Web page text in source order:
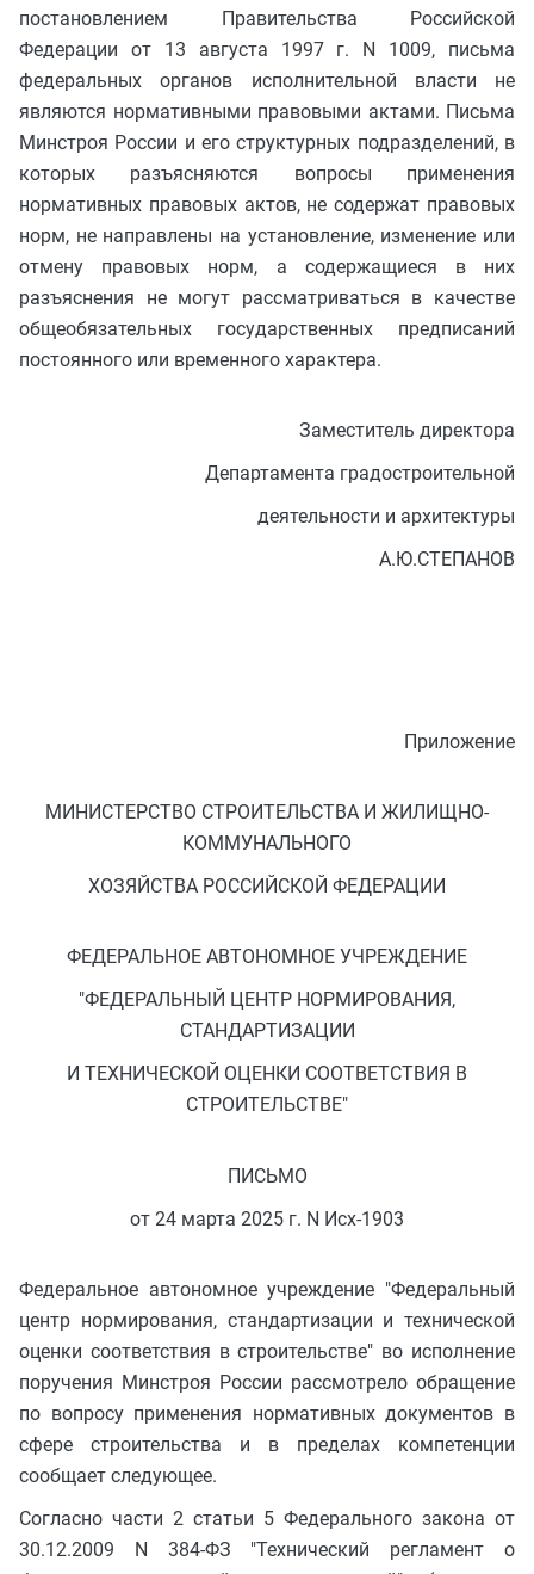
постановлением Правительства Российской
Федерации от 13 августа 1997 г. N 1009, письма
федеральных органов исполнительной власти не
являются нормативными правовыми актами. Письма
Минстроя России и его структурных подразделений, в
которых разъясняются вопросы применения
нормативных правовых актов, не содержат правовых
норм, не направлены на установление, изменение или
отмену правовых норм, а содержащиеся в них
разъяснения не могут рассматриваться в качестве
общеобязательных государственных предписаний
постоянного или временного характера.
Заместитель директора
Департамента градостроительной
деятельности и архитектуры
А.Ю.СТЕПАНОВ
Приложение
МИНИСТЕРСТВО СТРОИТЕЛЬСТВА И ЖИЛИЩНО-
КОММУНАЛЬНОГО
ХОЗЯЙСТВА РОССИЙСКОЙ ФЕДЕРАЦИИ
ФЕДЕРАЛЬНОЕ АВТОНОМНОЕ УЧРЕЖДЕНИЕ
"ФЕДЕРАЛЬНЫЙ ЦЕНТР НОРМИРОВАНИЯ,
СТАНДАРТИЗАЦИИ
И ТЕХНИЧЕСКОЙ ОЦЕНКИ СООТВЕТСТВИЯ В
СТРОИТЕЛЬСТВЕ"
ПИСЬМО
от 24 марта 2025 г. N Исх-1903
Федеральное автономное учреждение "Федеральный
центр нормирования, стандартизации и технической
оценки соответствия в строительстве" во исполнение
поручения Минстроя России рассмотрело обращение
по вопросу применения нормативных документов в
сфере строительства и в пределах компетенции
сообщает следующее.
Согласно части 2 статьи 5 Федерального закона от
30.12.2009 N 384-ФЗ "Технический регламент о